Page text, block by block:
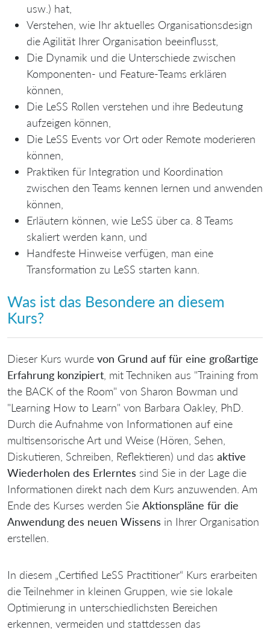
usw.) hat,
Verstehen, wie Ihr aktuelles Organisationsdesign
die Agilität Ihrer Organisation beeinflusst,
Die Dynamik und die Unterschiede zwischen
Komponenten- und Feature-Teams erklären
können,
Die LeSS Rollen verstehen und ihre Bedeutung
aufzeigen können,
Die LeSS Events vor Ort oder Remote moderieren
können,
Praktiken für Integration und Koordination
zwischen den Teams kennen lernen und anwenden
können,
Erläutern können, wie LeSS über ca. 8 Teams
skaliert werden kann, und
Handfeste Hinweise verfügen, man eine
Transformation zu LeSS starten kann.
Was ist das Besondere an diesem
Kurs?
Dieser Kurs wurde von Grund auf für eine großartige
Erfahrung konzipiert , mit Techniken aus "Training from
the BACK of the Room" von Sharon Bowman und
"Learning How to Learn" von Barbara Oakley, PhD.
Durch die Aufnahme von Informationen auf eine
multisensorische Art und Weise (Hören, Sehen,
Diskutieren, Schreiben, Reflektieren) und das aktive
Wiederholen des Erlerntes sind Sie in der Lage die
Informationen direkt nach dem Kurs anzuwenden. Am
Ende des Kurses werden Sie Aktionspläne für die
Anwendung des neuen Wissens in Ihrer Organisation
erstellen.
In diesem „Certified LeSS Practitioner“ Kurs erarbeiten
die Teilnehmer in kleinen Gruppen, wie sie lokale
Optimierung in unterschiedlichsten Bereichen
erkennen, vermeiden und stattdessen das